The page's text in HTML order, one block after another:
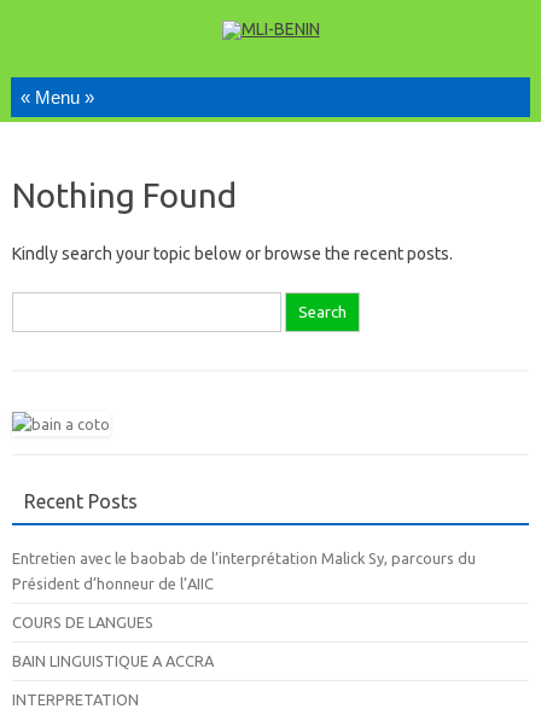
Skip to content
Nothing Found
Kindly search your topic below or browse the recent posts.
for:
Recent Posts
Entretien avec le baobab de l’interprétation Malick Sy, parcours du
Président d’honneur de l’AIIC
COURS DE LANGUES
BAIN LINGUISTIQUE A ACCRA
INTERPRETATION